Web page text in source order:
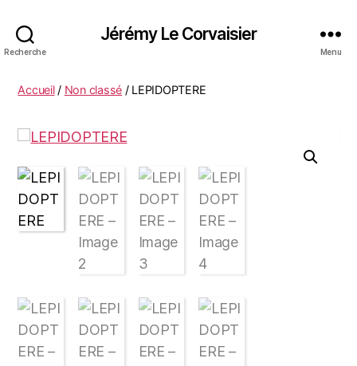
Recherche
Jérémy Le Corvaisier
Menu
Accueil/ Non classé / LEPIDOPTERE